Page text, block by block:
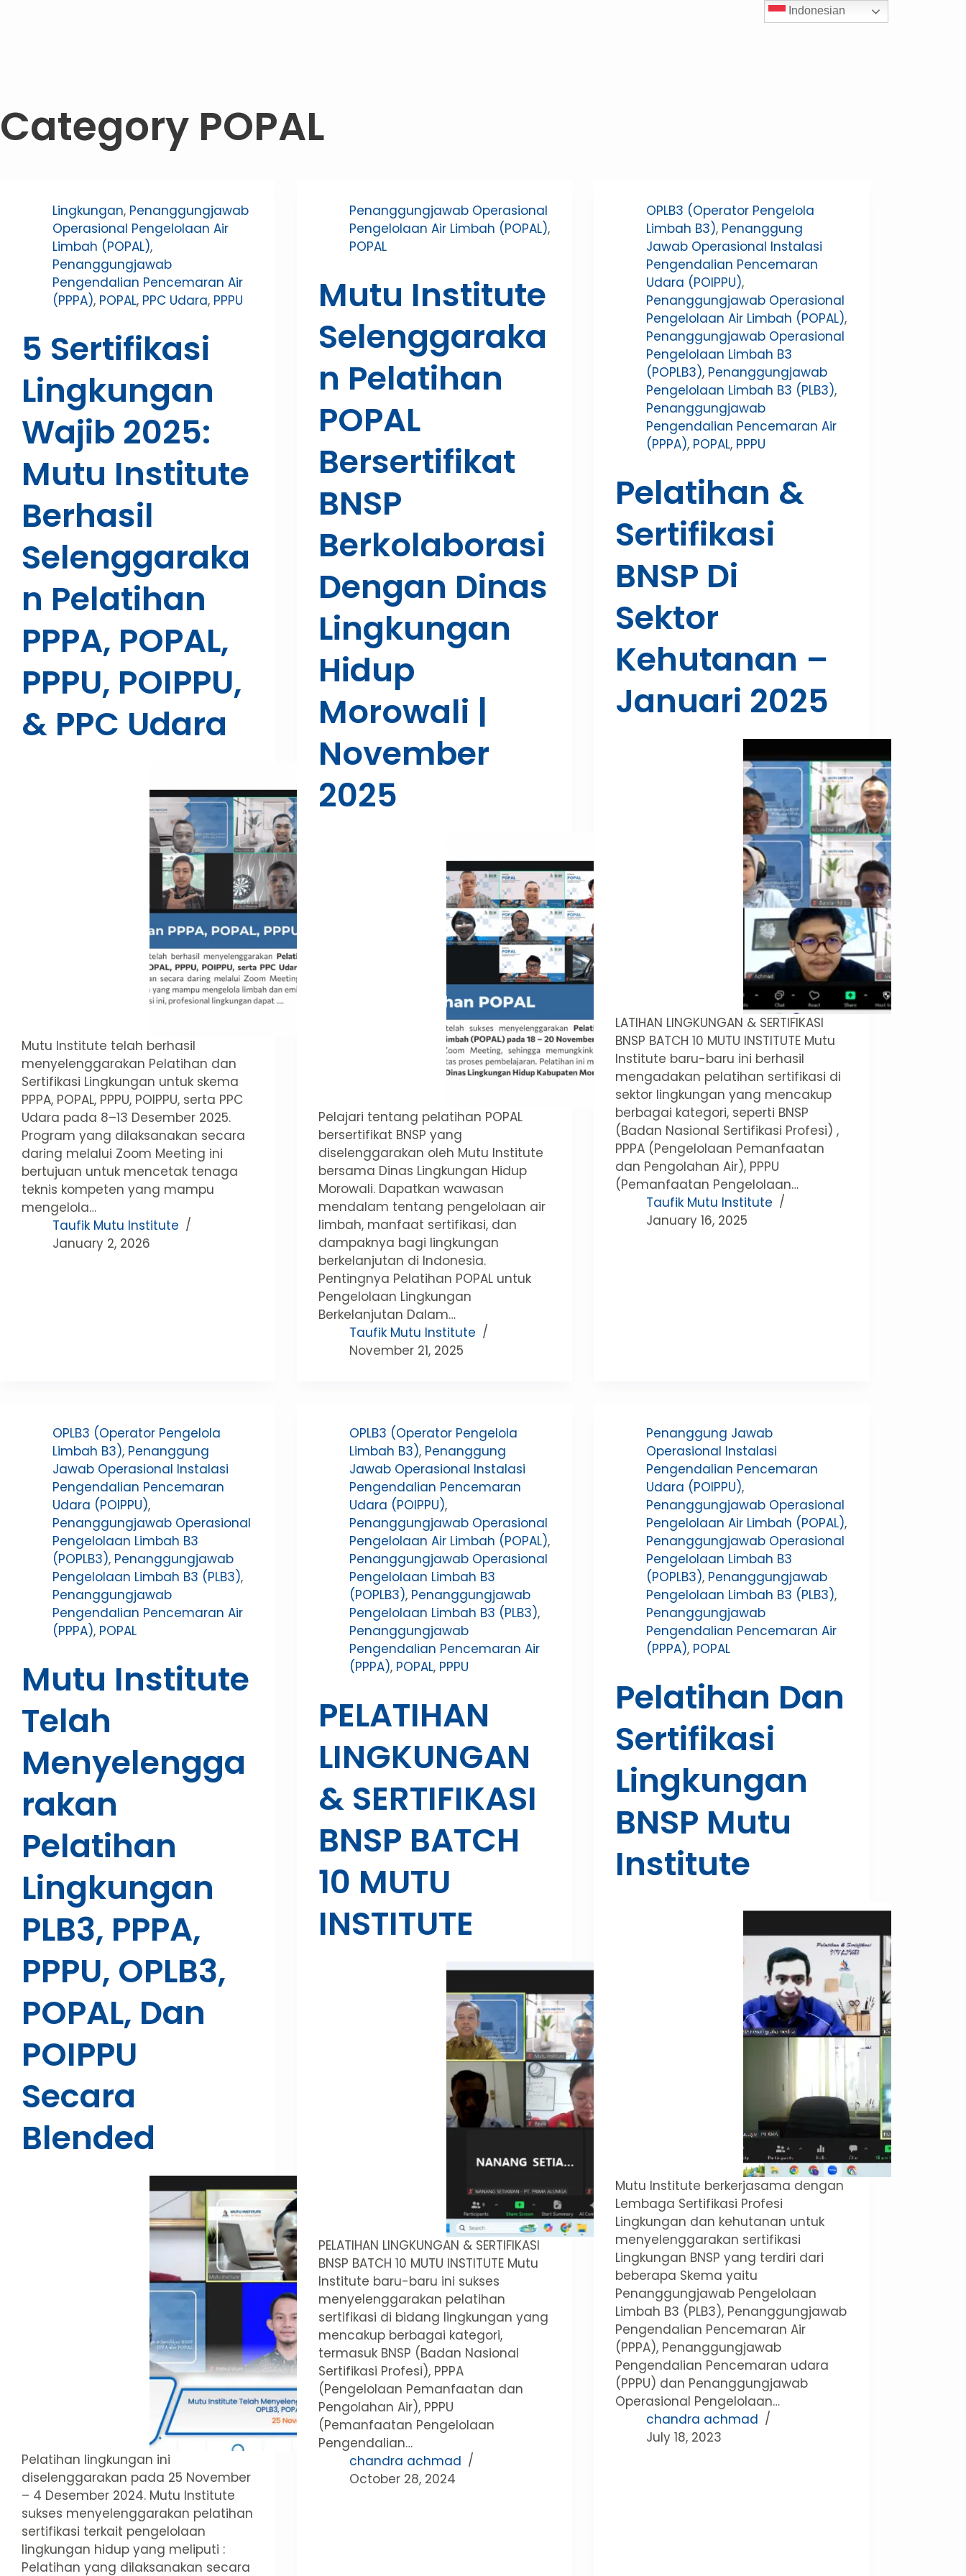
Category POPAL
Lingkungan, Penanggungjawab
Operasional Pengelolaan Air
Limbah (POPAL),
Penanggungjawab
Pengendalian Pencemaran Air
(PPPA), POPAL, PPC Udara, PPPU
5 Sertifikasi
Lingkungan
Wajib 2025:
Mutu Institute
Berhasil
Selenggaraka
N Pelatihan
PPPA, POPAL,
PPPU, POIPPU,
& PPC Udara
Mutu Institute telah berhasil
menyelenggarakan Pelatihan dan
Sertifikasi Lingkungan untuk skema
PPPA, POPAL, PPPU, POIPPU, serta PPC
Udara pada 8–13 Desember 2025.
Program yang dilaksanakan secara
daring melalui Zoom Meeting ini
bertujuan untuk mencetak tenaga
teknis kompeten yang mampu
mengelola…
Taufik Mutu Institute
January 2, 2026
Penanggungjawab Operasional
Pengelolaan Air Limbah (POPAL),
POPAL
Mutu Institute
Selenggaraka
N Pelatihan
POPAL
Bersertifikat
BNSP
Berkolaborasi
Dengan Dinas
Lingkungan
Hidup
Morowali |
November
2025
Pelajari tentang pelatihan POPAL
bersertifikat BNSP yang
diselenggarakan oleh Mutu Institute
bersama Dinas Lingkungan Hidup
Morowali. Dapatkan wawasan
mendalam tentang pengelolaan air
limbah, manfaat sertifikasi, dan
dampaknya bagi lingkungan
berkelanjutan di Indonesia.
Pentingnya Pelatihan POPAL untuk
Pengelolaan Lingkungan
Berkelanjutan Dalam…
Taufik Mutu Institute
November 21, 2025
OPLB3 (Operator Pengelola
Limbah B3), Penanggung
Jawab Operasional Instalasi
Pengendalian Pencemaran
Udara (POIPPU),
Penanggungjawab Operasional
Pengelolaan Air Limbah (POPAL),
Penanggungjawab Operasional
Pengelolaan Limbah B3
(POPLB3), Penanggungjawab
Pengelolaan Limbah B3 (PLB3),
Penanggungjawab
Pengendalian Pencemaran Air
(PPPA), POPAL, PPPU
Pelatihan &
Sertifikasi
BNSP Di
Sektor
Kehutanan –
Januari 2025
LATIHAN LINGKUNGAN & SERTIFIKASI
BNSP BATCH 10 MUTU INSTITUTE Mutu
Institute baru-baru ini berhasil
mengadakan pelatihan sertifikasi di
sektor lingkungan yang mencakup
berbagai kategori, seperti BNSP
(Badan Nasional Sertifikasi Profesi) ,
PPPA (Pengelolaan Pemanfaatan
dan Pengolahan Air), PPPU
(Pemanfaatan Pengelolaan…
Taufik Mutu Institute
January 16, 2025
OPLB3 (Operator Pengelola
Limbah B3), Penanggung
Jawab Operasional Instalasi
Pengendalian Pencemaran
Udara (POIPPU),
Penanggungjawab Operasional
Pengelolaan Limbah B3
(POPLB3), Penanggungjawab
Pengelolaan Limbah B3 (PLB3),
Penanggungjawab
Pengendalian Pencemaran Air
(PPPA), POPAL
Mutu Institute
Telah
Menyelengga
Rakan
Pelatihan
Lingkungan
PLB3, PPPA,
PPPU, OPLB3,
POPAL, Dan
POIPPU
Secara
Blended
Pelatihan lingkungan ini
diselenggarakan pada 25 November
– 4 Desember 2024. Mutu Institute
sukses menyelenggarakan pelatihan
sertifikasi terkait pengelolaan
lingkungan hidup yang meliputi :
Pelatihan yang dilaksanakan secara
OPLB3 (Operator Pengelola
Limbah B3), Penanggung
Jawab Operasional Instalasi
Pengendalian Pencemaran
Udara (POIPPU),
Penanggungjawab Operasional
Pengelolaan Air Limbah (POPAL),
Penanggungjawab Operasional
Pengelolaan Limbah B3
(POPLB3), Penanggungjawab
Pengelolaan Limbah B3 (PLB3),
Penanggungjawab
Pengendalian Pencemaran Air
(PPPA), POPAL, PPPU
PELATIHAN
LINGKUNGAN
& SERTIFIKASI
BNSP BATCH
10 MUTU
INSTITUTE
PELATIHAN LINGKUNGAN & SERTIFIKASI
BNSP BATCH 10 MUTU INSTITUTE Mutu
Institute baru-baru ini sukses
menyelenggarakan pelatihan
sertifikasi di bidang lingkungan yang
mencakup berbagai kategori,
termasuk BNSP (Badan Nasional
Sertifikasi Profesi), PPPA
(Pengelolaan Pemanfaatan dan
Pengolahan Air), PPPU
(Pemanfaatan Pengelolaan
Pengendalian…
chandra achmad
October 28, 2024
Penanggung Jawab
Operasional Instalasi
Pengendalian Pencemaran
Udara (POIPPU),
Penanggungjawab Operasional
Pengelolaan Air Limbah (POPAL),
Penanggungjawab Operasional
Pengelolaan Limbah B3
(POPLB3), Penanggungjawab
Pengelolaan Limbah B3 (PLB3),
Penanggungjawab
Pengendalian Pencemaran Air
(PPPA), POPAL
Pelatihan Dan
Sertifikasi
Lingkungan
BNSP Mutu
Institute
Mutu Institute berkerjasama dengan
Lembaga Sertifikasi Profesi
Lingkungan dan kehutanan untuk
menyelenggarakan sertifikasi
Lingkungan BNSP yang terdiri dari
beberapa Skema yaitu
Penanggungjawab Pengelolaan
Limbah B3 (PLB3), Penanggungjawab
Pengendalian Pencemaran Air
(PPPA), Penanggungjawab
Pengendalian Pencemaran udara
(PPPU) dan Penanggungjawab
Operasional Pengelolaan…
chandra achmad
July 18, 2023
Indonesian